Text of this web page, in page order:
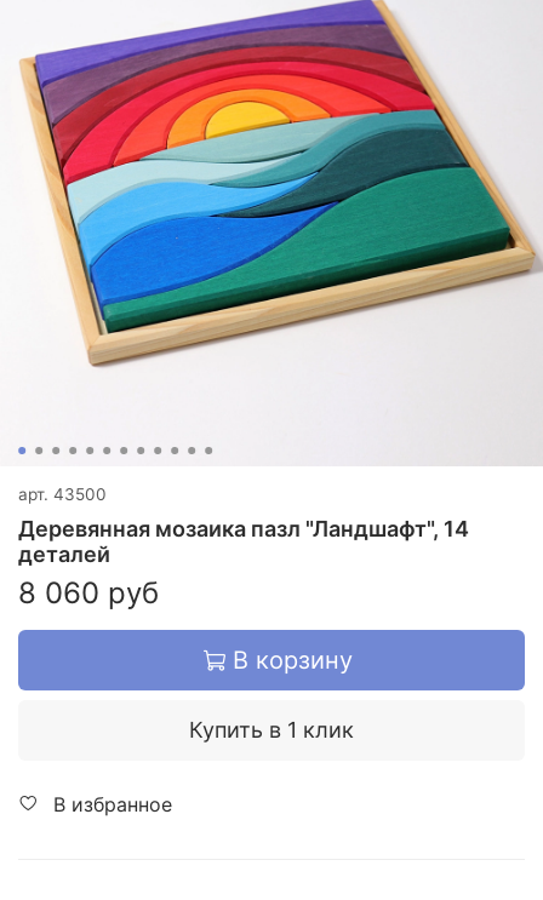
арт. 43500
Деревянная мозаика пазл "Ландшафт", 14
деталей
8 060 руб
В корзину
Купить в 1 клик
В избранное